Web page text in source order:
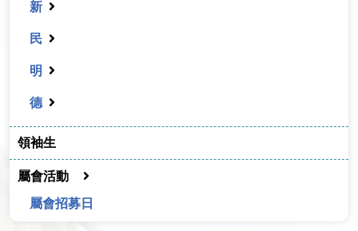
新
民
明
德
領袖生
屬會活動
屬會招募日